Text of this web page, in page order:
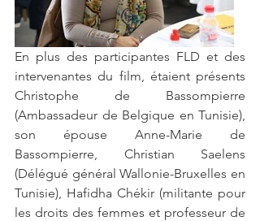
En plus des participantes FLD et des
intervenantes du film, étaient présents
Christophe de Bassompierre
(Ambassadeur de Belgique en Tunisie),
son épouse Anne-Marie de
Bassompierre, Christian Saelens
(Délégué général Wallonie-Bruxelles en
Tunisie), Hafidha Chékir (militante pour
les droits des femmes et professeur de